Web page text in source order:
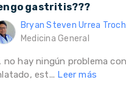
gastritis???
Bryan Steven Urrea
Medicina General
no hay ningún problema
est... Leer más